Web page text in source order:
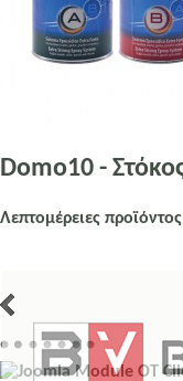
Domo10 -
Λεπτομέρειες προϊόντος